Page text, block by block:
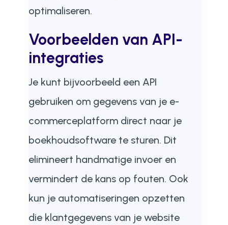
optimaliseren.
Voorbeelden van API-
integraties
Je kunt bijvoorbeeld een API
gebruiken om gegevens van je e-
commerceplatform direct naar je
boekhoudsoftware te sturen. Dit
elimineert handmatige invoer en
vermindert de kans op fouten. Ook
kun je automatiseringen opzetten
die klantgegevens van je website